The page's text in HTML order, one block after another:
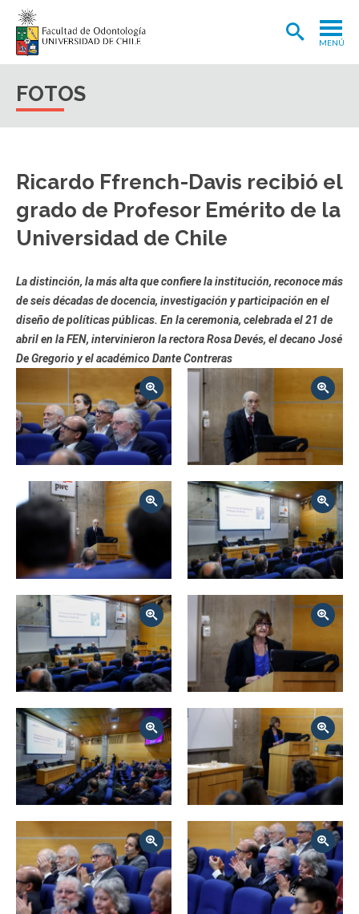
MENÚ
INVESTIGACIÓN
EXTENSIÓN
INTERNACIONAL
BIBLIOTECA
FACULTAD
ESTUDIANTES ACADÉMICOS
FUNCIONARIOS EGRESADOS
FOTOS
Ricardo Ffrench-Davis recibió el
grado de Profesor Emérito de la
Universidad de Chile
La distinción, la más alta que confiere la institución, reconoce más
de seis décadas de docencia, investigación y participación en el
diseño de políticas públicas. En la ceremonia, celebrada el 21 de
abril en la FEN, intervinieron la rectora Rosa Devés, el decano José
De Gregorio y el académico Dante Contreras
Zoom
Zoom Zoom
Zoom
Zoom
Zoom